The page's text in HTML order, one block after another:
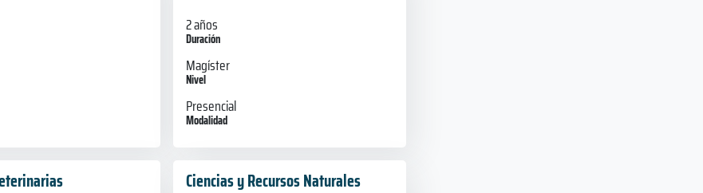
2 años
Duración
Magíster
Nivel
Presencial
Modalidad
Ciencias y Recursos Naturales